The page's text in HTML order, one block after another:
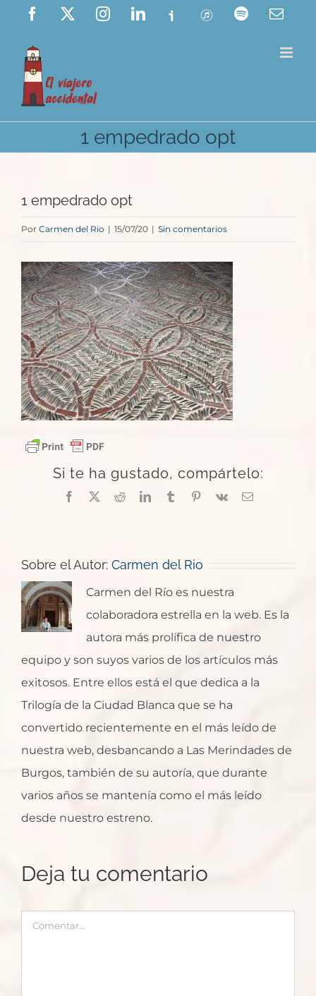
Saltar
contenido
Facebook InstagramLinkedIn
Ivoox ITunes Spotify
1 empedrado opt
1 empedrado opt
Por Carmen del Rio | 15/07/20 | Sin comentarios
Si te ha gustado, compártelo:
Facebook
X RedditLinkedInTumblrPinterest
Vk
Correo
Sobre el Autor: Carmen del Rio
Carmen del Río es nuestra
colaboradora estrella en la web. Es la
autora más prolífica de nuestro
equipo y son suyos varios de los artículos más
exitosos. Entre ellos está el que dedica a la
Trilogía de la Ciudad Blanca que se ha
convertido recientemente en el más leído de
nuestra web, desbancando a Las Merindades de
Burgos, también de su autoría, que durante
varios años se mantenía como el más leído
desde nuestro estreno.
Deja tu comentario
Comentar